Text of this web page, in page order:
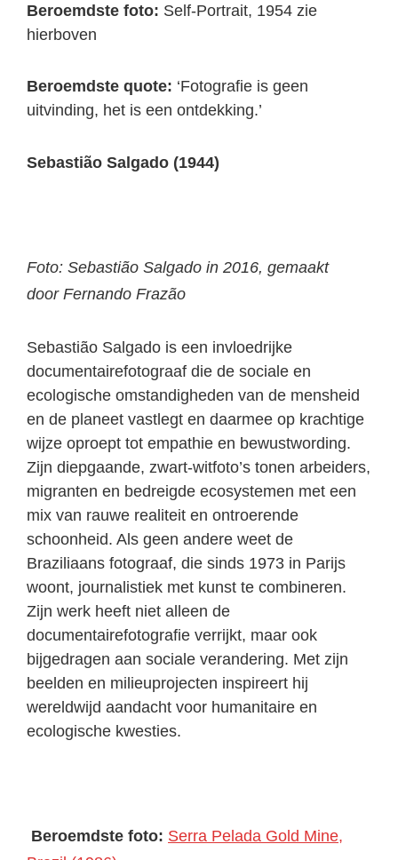
Beroemdste foto: Self-Portrait, 1954 zie
hierboven
Beroemdste quote: ‘Fotografie is geen
uitvinding, het is een ontdekking.’
Sebastião Salgado (1944)
Foto: Sebastião Salgado in 2016, gemaakt
door Fernando Frazão
Sebastião Salgado is een invloedrijke
documentairefotograaf die de sociale en
ecologische omstandigheden van de mensheid
en de planeet vastlegt en daarmee op krachtige
wijze oproept tot empathie en bewustwording.
Zijn diepgaande, zwart-witfoto’s tonen arbeiders,
migranten en bedreigde ecosystemen met een
mix van rauwe realiteit en ontroerende
schoonheid. Als geen andere weet de
Braziliaans fotograaf, die sinds 1973 in Parijs
woont, journalistiek met kunst te combineren.
Zijn werk heeft niet alleen de
documentairefotografie verrijkt, maar ook
bijgedragen aan sociale verandering. Met zijn
beelden en milieuprojecten inspireert hij
wereldwijd aandacht voor humanitaire en
ecologische kwesties.
Beroemdste foto: Serra Pelada Gold Mine,